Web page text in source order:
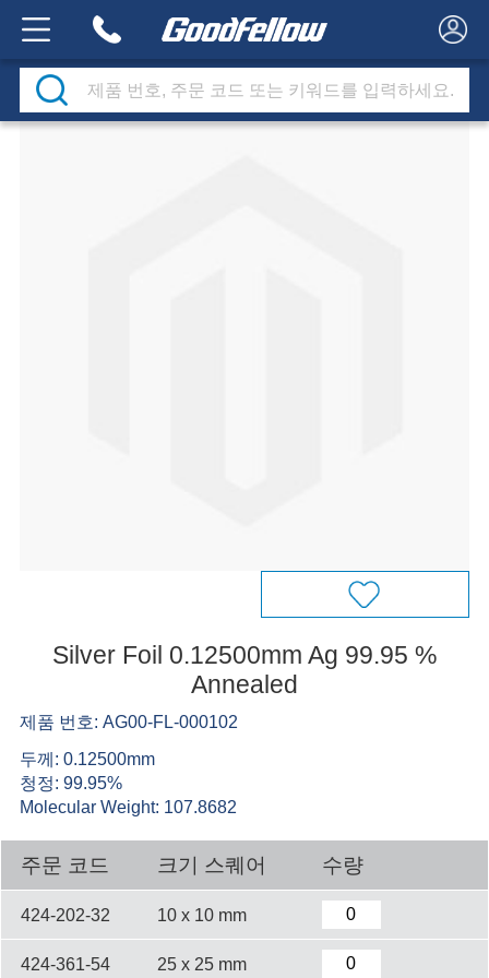
Silver Foil 0.12500mm Ag 99.95 %
Annealed
제품 번호: AG00-FL-000102
두께: 0.12500mm
청정: 99.95%
Molecular Weight: 107.8682
주문 코드 크기 스퀘어 수량
424-202-32 10 x 10 mm
424-361-54 25 x 25 mm